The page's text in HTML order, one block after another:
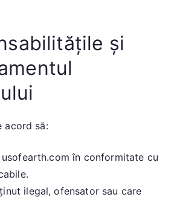
și
acord să:
în conformitate cu
ilegal, ofensator sau care